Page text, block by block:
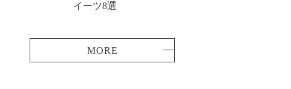
イーツ8選